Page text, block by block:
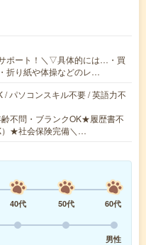
ポート！＼▽具体的には…・買
折り紙や体操などのレ…
/ パソコンスキル不要 / 英語力不
不問・ブランクOK★履歴書不
）★社会保険完備＼…
40代 50代
60代
男性